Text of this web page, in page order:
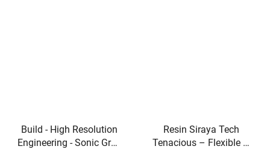
Build - High Resolution
Engineering - Sonic Grey
Resin Siraya Tech
Tenacious – Flexible –